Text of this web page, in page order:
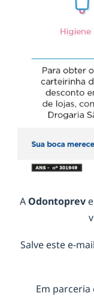
A Odontoprev
Salve este e-
Em parceria